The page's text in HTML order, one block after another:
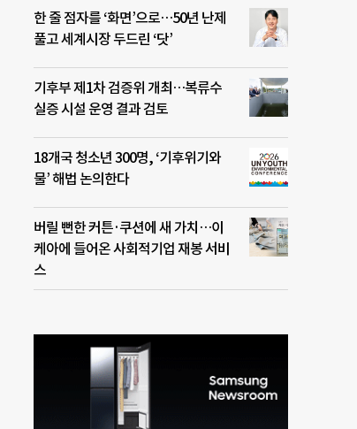
한 줄 점자를 ‘화면’으로…50년 난제
풀고 세계시장 두드린 ‘닷’
기후부 제1차 검증위 개최…복류수
실증 시설 운영 결과 검토
18개국 청소년 300명, ‘기후위기와
물’ 해법 논의한다
버릴 뻔한 커튼·쿠션에 새 가치…이
케아에 들어온 사회적기업 재봉 서비
스